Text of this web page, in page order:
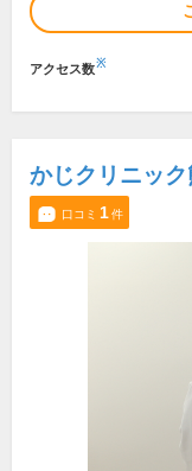
アクセス数※
かじクリニッ
口コミ 1件